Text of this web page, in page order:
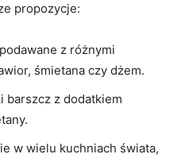
propozycje:
z ⁤różnymi⁢
śmietana czy dżem.
barszcz z dodatkiem
w‍ wielu ⁤kuchniach⁣ świata,